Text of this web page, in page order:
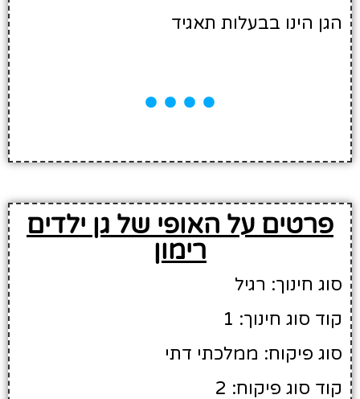
הגן הינו בבעלות תאגיד
פרטים על האופי של גן ילדים
רימון
סוג חינוך: רגיל
קוד סוג חינוך: 1
סוג פיקוח: ממלכתי דתי
קוד סוג פיקוח: 2